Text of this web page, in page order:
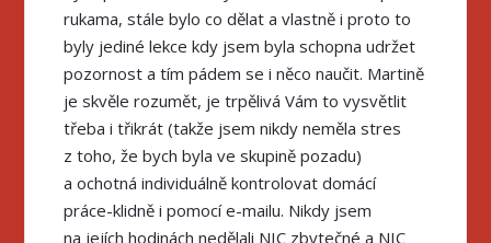
rukama, stále bylo co dělat a vlastně i proto to
byly jediné lekce kdy jsem byla schopna udržet
pozornost a tím pádem se i něco naučit. Martině
je skvěle rozumět, je trpělivá Vám to vysvětlit
třeba i třikrát (takže jsem nikdy neměla stres
z toho, že bych byla ve skupině pozadu)
a ochotná individuálně kontrolovat domácí
práce-klidně i pomocí e-mailu. Nikdy jsem
na jejích hodinách nedělali NIC zbytečné a NIC